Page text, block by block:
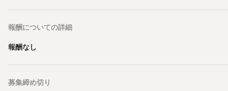
報酬についての詳細
報酬なし
募集締め切り